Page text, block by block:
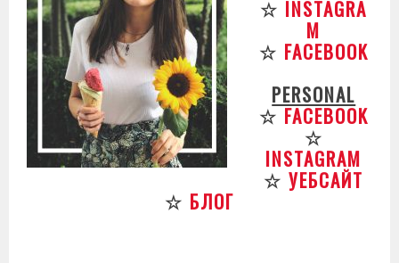
☆ INSTAGRA
M
☆ FACEBOOK
PERSONAL
☆FACEBOOK
☆
INSTAGRAM
☆УЕБСАЙТ
☆ БЛОГ